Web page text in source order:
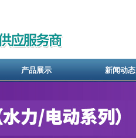
产品展示 新闻动态